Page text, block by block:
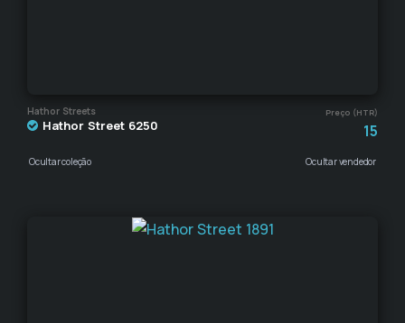
Hathor Streets Preço (HTR)
Hathor Street 6250 15
Ocultar coleção Ocultar vendedor